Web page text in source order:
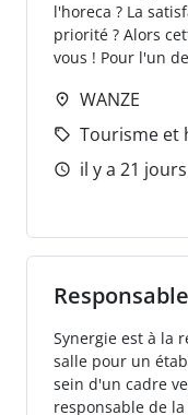
l'horeca ? La
priorité ? Alors
vous ! Pour l'un
WANZE
Tourisme et
il y a 21 jours
Synergie est à la
salle pour un
sein d'un cadre
responsable de